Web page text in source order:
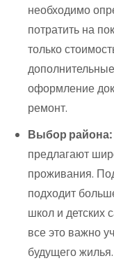
необходимо
потратить на
только
оформление
ремонт.
Выбор района:
предлагают
проживания.
подходит
школ и детских
все это важно
будущего жилья.